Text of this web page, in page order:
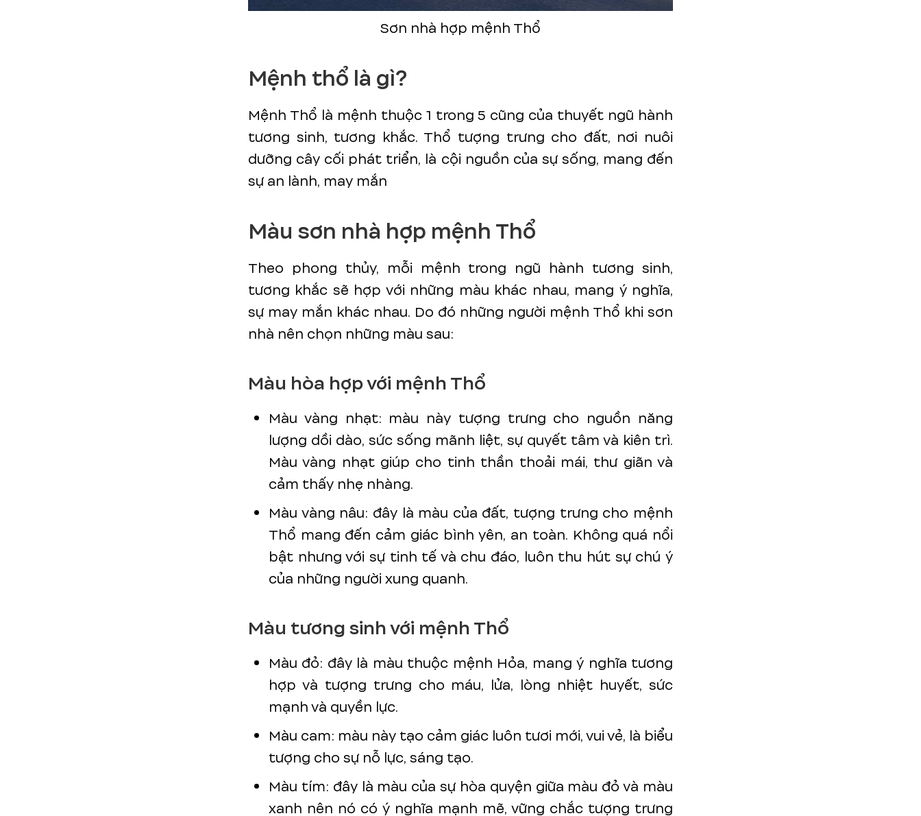
Sơn nhà hợp mệnh Thổ
Mệnh thổ là gì?
Mệnh Thổ là mệnh thuộc 1 trong 5 cũng của thuyết ngũ hành
tương sinh, tương khắc. Thổ tượng trưng cho đất, nơi nuôi
dưỡng cây cối phát triển, là cội nguồn của sự sống, mang đến
sự an lành, may mắn
Màu sơn nhà hợp mệnh Thổ
Theo phong thủy, mỗi mệnh trong ngũ hành tương sinh,
tương khắc sẽ hợp với những màu khác nhau, mang ý nghĩa,
sự may mắn khác nhau. Do đó những người mệnh Thổ khi sơn
nhà nên chọn những màu sau:
Màu hòa hợp với mệnh Thổ
Màu vàng nhạt: màu này tượng trưng cho nguồn năng
lượng dồi dào, sức sống mãnh liệt, sự quyết tâm và kiên trì.
Màu vàng nhạt giúp cho tinh thần thoải mái, thư giãn và
cảm thấy nhẹ nhàng.
Màu vàng nâu: đây là màu của đất, tượng trưng cho mệnh
Thổ mang đến cảm giác bình yên, an toàn. Không quá nổi
bật nhưng với sự tinh tế và chu đáo, luôn thu hút sự chú ý
của những người xung quanh.
Màu tương sinh với mệnh Thổ
Màu đỏ: đây là màu thuộc mệnh Hỏa, mang ý nghĩa tương
hợp và tượng trưng cho máu, lửa, lòng nhiệt huyết, sức
mạnh và quyền lực.
Màu cam: màu này tạo cảm giác luôn tươi mới, vui vẻ, là biểu
tượng cho sự nỗ lực, sáng tạo.
Màu tím: đây là màu của sự hòa quyện giữa màu đỏ và màu
xanh nên nó có ý nghĩa mạnh mẽ, vững chắc tượng trưng